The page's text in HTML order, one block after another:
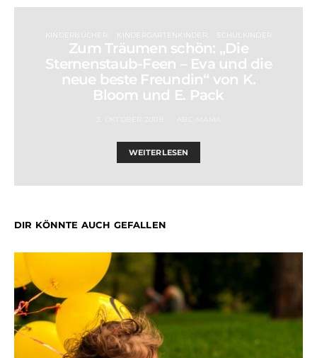
KINDERBÜCHER KINDERGARTENKINDER SCHULKINDER
Zum Träumen schön: „Die
Sternenstaub-Feen – Eva und die
neue beste Freundin“ von K.
Bloom und E. Pack
WEITERLESEN
DIR KÖNNTE AUCH GEFALLEN